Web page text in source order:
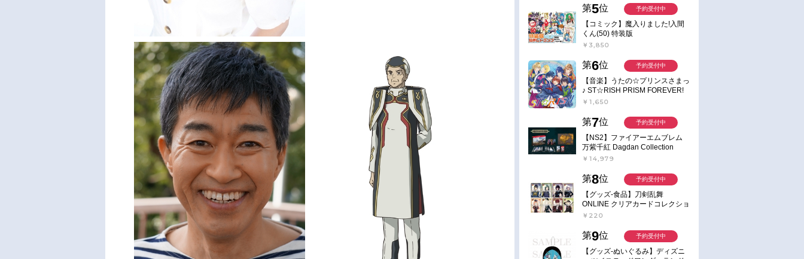
第5位
【コミック】魔入りました!入間
くん(50) 特装版
￥3,850
予約受付中
第6位
【音楽】うたの☆プリンスさまっ
♪ ST☆RISH PRISM FOREVER!
￥1,650
予約受付中
第7位
【NS2】ファイアーエムブレム
万紫千紅 Dagdan Collection
￥14,979
予約受付中
第8位
【グッズ-食品】刀剣乱舞
ONLINE クリアカードコレクショ
ンガム
￥220
予約受付中
第9位
【グッズ-ぬいぐるみ】ディズニ
予約受付中